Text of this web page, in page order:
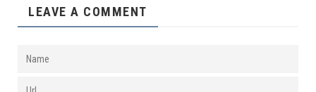
LEAVE A COMMENT